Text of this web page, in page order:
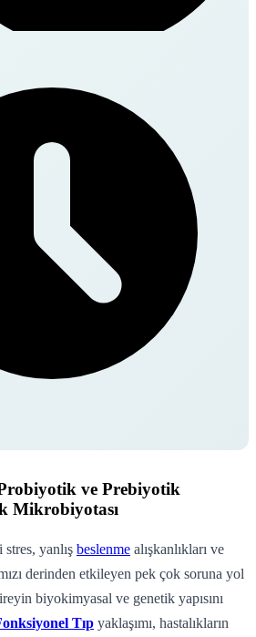
ve Prebiyotik
Mikrobiyotası
yanlış beslenme alışkanlıkları ve
derinden etkileyen pek çok soruna yol
biyokimyasal ve genetik yapısını
Tıp yaklaşımı, hastalıkların